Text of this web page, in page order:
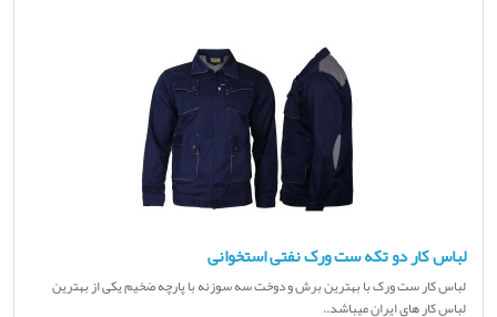
لباس کار دو تکه ست ورک نفتی استخوانی
لباس کار ست ورک با بهترین برش و دوخت سه سوزنه با پارچه ضخیم یکی از بهترین
لباس کار های ایران میباشد..